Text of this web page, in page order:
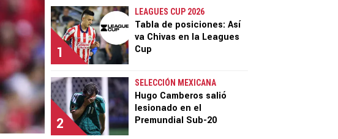
1
LEAGUES CUP 2026
Tabla de posiciones: Así
va Chivas en la Leagues
Cup
2
SELECCIÓN MEXICANA
Hugo Camberos salió
lesionado en el
Premundial Sub-20